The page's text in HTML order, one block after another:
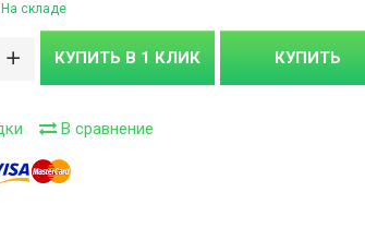
На складе
КУПИТЬ В 1 КЛИК КУПИТЬ
В сравнение